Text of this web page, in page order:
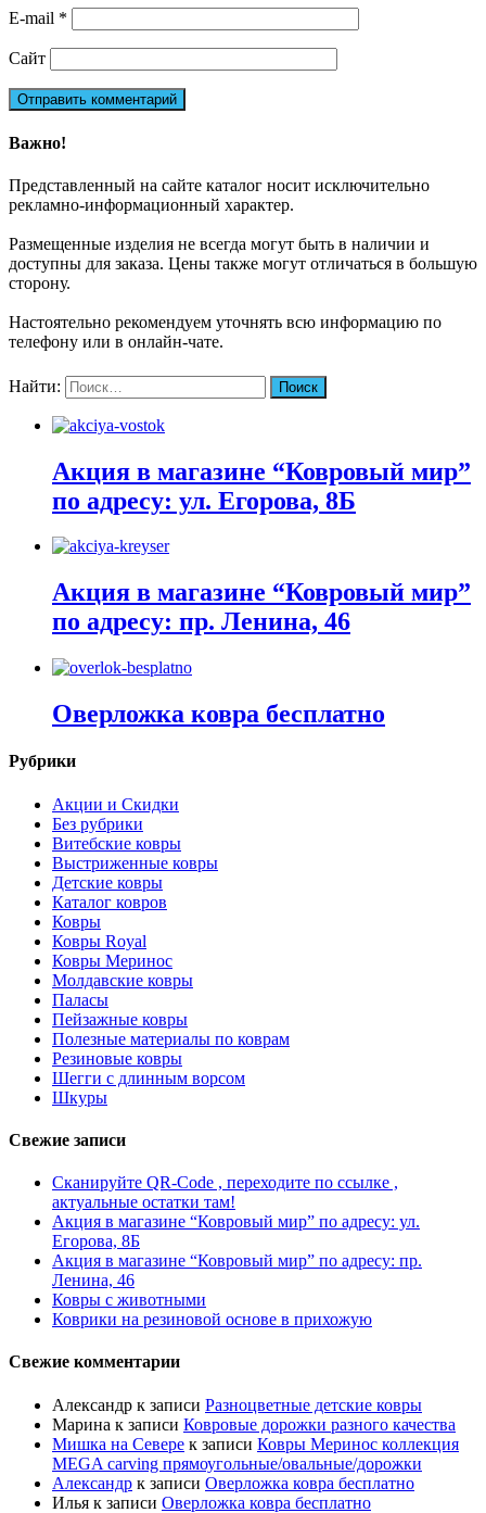
E-mail *
Сайт
Важно!
Представленный на сайте каталог носит исключительно
рекламно-информационный характер.
Размещенные изделия не всегда могут быть в наличии и
доступны для заказа. Цены также могут отличаться в большую
сторону.
Настоятельно рекомендуем уточнять всю информацию по
телефону или в онлайн-чате.
Найти:
Акция в магазине “Ковровый мир”
по адресу: ул. Егорова, 8Б
Акция в магазине “Ковровый мир”
по адресу: пр. Ленина, 46
Оверложка ковра бесплатно
Рубрики
Акции и Скидки
Без рубрики
Витебские ковры
Выстриженные ковры
Детские ковры
Каталог ковров
Ковры
Ковры Royal
Ковры Меринос
Молдавские ковры
Паласы
Пейзажные ковры
Полезные материалы по коврам
Резиновые ковры
Шегги с длинным ворсом
Шкуры
Свежие записи
Сканируйте QR-Code , переходите по ссылке ,
актуальные остатки там!
Акция в магазине “Ковровый мир” по адресу: ул.
Егорова, 8Б
Акция в магазине “Ковровый мир” по адресу: пр.
Ленина, 46
Ковры с животными
Коврики на резиновой основе в прихожую
Свежие комментарии
Александр к записи Разноцветные детские ковры
Марина к записи Ковровые дорожки разного качества
Мишка на Севере к записи Ковры Меринос коллекция
MEGA carving прямоугольные/овальные/дорожки
Александр к записи Оверложка ковра бесплатно
Илья к записи Оверложка ковра бесплатно